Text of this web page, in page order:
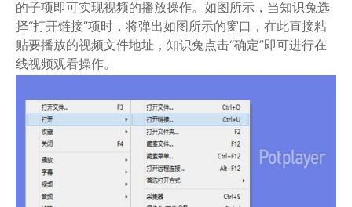
的子项即可实现视频的播放操作。如图所示，当知识兔选
择“打开链接”项时，将弹出如图所示的窗口，在此直接粘
贴要播放的视频文件地址，知识兔点击“确定”即可进行在
线视频观看操作。